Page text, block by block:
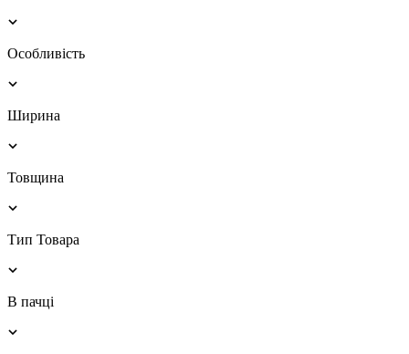
Особливість
Ширина
Товщина
Тип Товара
В пачці